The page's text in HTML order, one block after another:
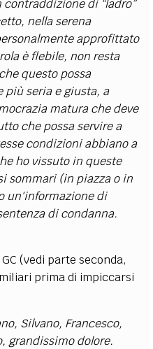
di “ladro”
nella serena
approfittato
è flebile, non resta
questo possa
seria e giusta, a
matura che deve
che possa servire a
condizioni abbiano a
ho vissuto in queste
sommari (in piazza o in
un'informazione di
di condanna.
(vedi parte seconda,
prima di impiccarsi
Silvano, Francesco,
grandissimo dolore.